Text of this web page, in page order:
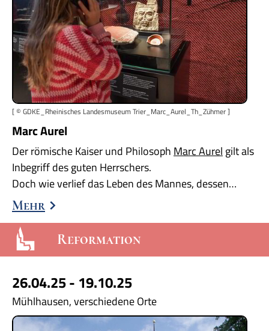
[ © GDKE_Rheinisches Landesmuseum Trier_Marc_Aurel_Th_Zühmer ]
Marc Aurel
Der römische Kaiser und Philosoph Marc Aurel gilt als
Inbegriff des guten Herrschers.
Doch wie verlief das Leben des Mannes, dessen…
Mehr
Reformation
26.04.25 - 19.10.25
Mühlhausen, verschiedene Orte